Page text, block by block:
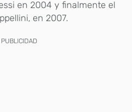
en 2004 y finalmente el
en 2007.
PUBLICIDAD